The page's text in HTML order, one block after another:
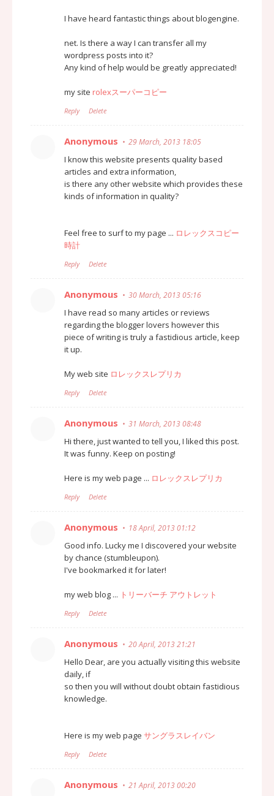
I have heard fantastic things about blogengine.
net. Is there a way I can transfer all my
wordpress posts into it?
Any kind of help would be greatly appreciated!
my site rolexスーパーコピー
Reply Delete
Anonymous 29 March, 2013 18:05
I know this website presents quality based
articles and extra information,
is there any other website which provides these
kinds of information in quality?
Feel free to surf to my page ... ロレックスコピー
時計
Reply Delete
Anonymous 30 March, 2013 05:16
I have read so many articles or reviews
regarding the blogger lovers however this
piece of writing is truly a fastidious article, keep
it up.
My web site ロレックスレプリカ
Reply Delete
Anonymous 31 March, 2013 08:48
Hi there, just wanted to tell you, I liked this post.
It was funny. Keep on posting!
Here is my web page ... ロレックスレプリカ
Reply Delete
Anonymous 18 April, 2013 01:12
Good info. Lucky me I discovered your website
by chance (stumbleupon).
I've bookmarked it for later!
my web blog ... トリーバーチ アウトレット
Reply Delete
Anonymous 20 April, 2013 21:21
Hello Dear, are you actually visiting this website
daily, if
so then you will without doubt obtain fastidious
knowledge.
Here is my web page サングラスレイバン
Reply Delete
Anonymous 21 April, 2013 00:20